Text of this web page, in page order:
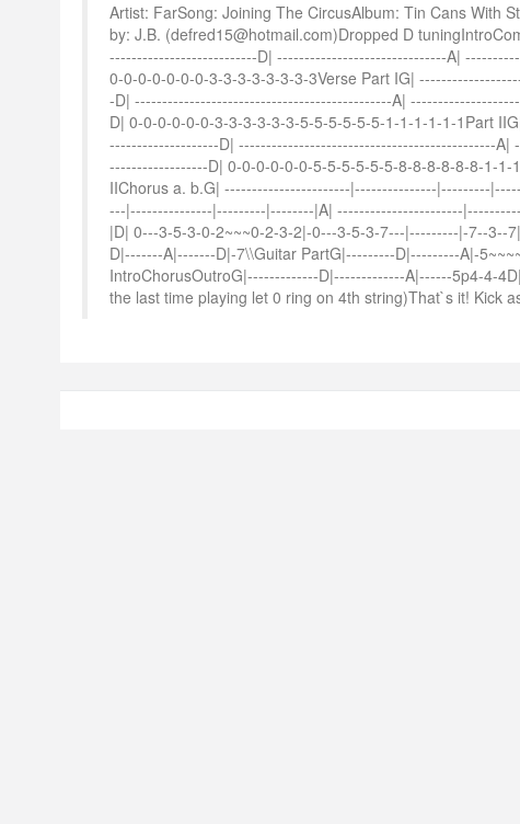
Artist: FarSong: Joining The CircusAlbum: Tin Cans With
by: J.B. (defred15@hotmail.com)Dropped D
---------------------------D| -------------------------------A|
0-0-0-0-0-0-0-3-3-3-3-3-3-3-3Verse Part IG|
-D| -----------------------------------------------A|
D| 0-0-0-0-0-0-3-3-3-3-3-3-5-5-5-5-5-5-1-1-1-1-1-1Part
--------------------D| -----------------------------------------------A|
------------------D| 0-0-0-0-0-0-5-5-5-5-5-5-8-8-8-8-8-8-1-1-
IIChorus a. b.G| -----------------------|---------------|---------
---|---------------|---------|--------|A| -----------------------
|D| 0---3-5-3-0-2~~~0-2-3-2|-0---3-5-3-7---|---------|-7--3--
D|-------A|-------D|-7\\Guitar PartG|---------D|---------A|-
IntroChorusOutroG|-------------D|-------------A|------5p4-4-
the last time playing let 0 ring on 4th string)That`s it! Kick